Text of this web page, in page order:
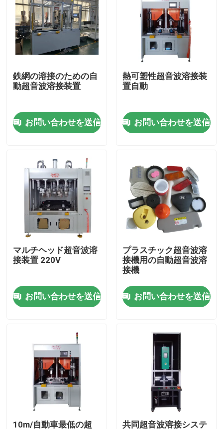
製品
ビデオ
企業情報
会社案内
品質管理
見積依頼
熱い版の溶接機
プラスチックの熱板溶接
鉄網の溶接のための自
動超音波溶接装置
お問い合わせを送信
熱可塑性超音波溶接装
置自動
お問い合わせを送信
マルチヘッド超音波溶
接装置 220V
お問い合わせを送信
プラスチック超音波溶
接機用の自動超音波溶
接機
お問い合わせを送信
10m/自動車最低の超 共同超音波溶接システ